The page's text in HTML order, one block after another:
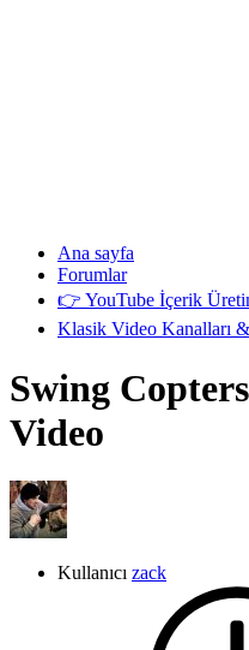
Ana sayfa
Forumlar
👉 YouTube İçerik
Klasik Video Kanalları
Swing
Video
Kullanıcı zack